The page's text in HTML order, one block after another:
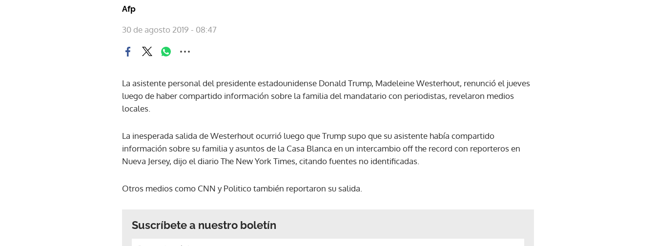
Afp
30 de agosto 2019 - 08:47
La asistente personal del presidente estadounidense Donald Trump, Madeleine Westerhout, renunció el jueves
luego de haber compartido información sobre la familia del mandatario con periodistas, revelaron medios
locales.
La inesperada salida de Westerhout ocurrió luego que Trump supo que su asistente había compartido
información sobre su familia y asuntos de la Casa Blanca en un intercambio off the record con reporteros en
Nueva Jersey, dijo el diario The New York Times, citando fuentes no identificadas.
Otros medios como CNN y Politico también reportaron su salida.
Suscríbete a nuestro boletín